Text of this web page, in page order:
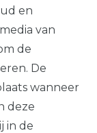
indien
en
en
van
de
De
wanneer
deze
in de